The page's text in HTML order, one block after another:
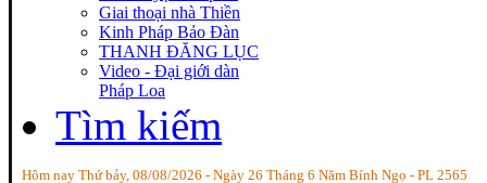
Giai thoại nhà Thiền
Kinh Pháp Bảo Đàn
THANH ĐĂNG LỤC
Video - Đại giới dàn
Pháp Loa
Tìm kiếm
Hôm nay Thứ bảy, 08/08/2026 - Ngày 26 Tháng 6 Năm Bính Ngọ - PL 2565